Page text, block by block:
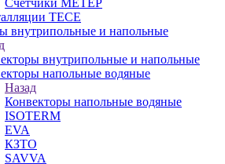
Счётчики МЕТЕР
TECE
внутрипольные и напольные
внутрипольные и напольные
напольные водяные
Назад
Конвекторы напольные водяные
ISOTERM
EVA
КЗТО
SAVVA